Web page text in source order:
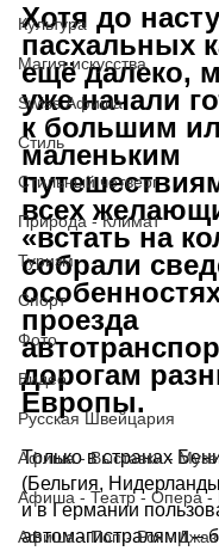
Культура
Магия искусства
Swiss Афиша
Стиль
Стильный четверг
Природа - Климат
Туризм
Спорт
Фото
Видео
Русская Швейцария
Афиша - Выставки -
Афиша - Театр - Опера -
Афиша - Поп - Рок - Джаз
Хотя до
пасхальных
ещё далеко,
уже начали
к большим
маленьким
всех
«встать на
собрали
проезда
дорогам
Европы.
Только в странах
(Бельгия,
и в Германии
автомагистралями –